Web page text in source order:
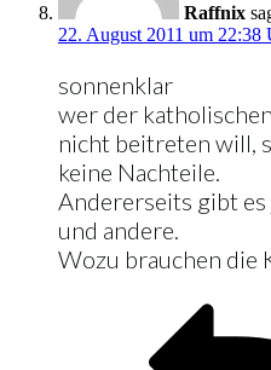
Raffnix
22. August 2011 um 22:38
sonnenklar
wer der
nicht beitreten will,
keine Nachteile.
Andererseits gibt es
und andere.
Wozu brauchen die